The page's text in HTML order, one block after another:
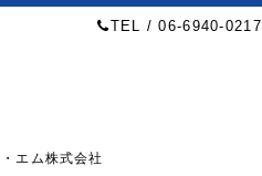
TEL / 06-6940-0217
エム株式会社